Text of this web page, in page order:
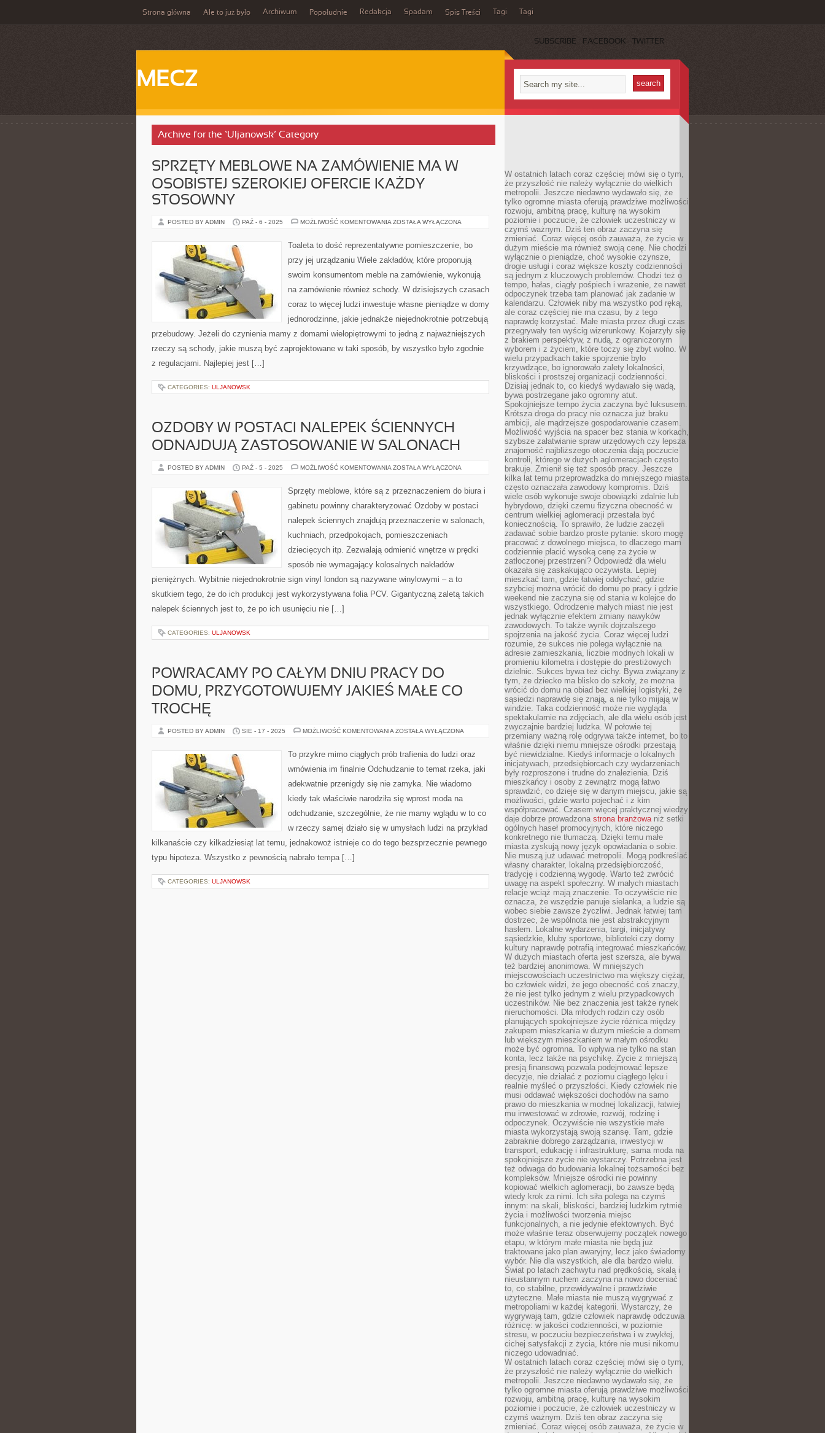
Strona główna Ale to już było Archiwum Popołudnie Redakcja Spadam Spis Treści Tagi Tagi
SUBSCRIBE FACEBOOK TWITTER
MECZ
Archive for the ‘Uljanowsk’ Category
SPRZĘTY MEBLOWE NA ZAMÓWIENIE MA W
OSOBISTEJ SZEROKIEJ OFERCIE KAŻDY
STOSOWNY
POSTED BY ADMIN PAŹ - 6 - 2025 MOŻLIWOŚĆ KOMENTOWANIA SPRZĘTY
ZAMÓWIENIE
MA
OSOBISTEJ
OFERCIE
STOSOWNY
ZOSTAŁA WYŁĄCZONA
Toaleta to dość reprezentatywne pomieszczenie, bo
przy jej urządzaniu Wiele zakładów, które proponują
swoim konsumentom meble na zamówienie, wykonują
na zamówienie również schody. W dzisiejszych czasach
coraz to więcej ludzi inwestuje własne pieniądze w domy
jednorodzinne, jakie jednakże niejednokrotnie potrzebują
przebudowy. Jeżeli do czynienia mamy z domami wielopiętrowymi to jedną z najważniejszych
rzeczy są schody, jakie muszą być zaprojektowane w taki sposób, by wszystko było zgodnie
z regulacjami. Najlepiej jest […]
CATEGORIES: ULJANOWSK
OZDOBY W POSTACI NALEPEK ŚCIENNYCH
ODNAJDUJĄ ZASTOSOWANIE W SALONACH
POSTED BY ADMIN PAŹ - 5 - 2025 MOŻLIWOŚĆ KOMENTOWANIA OZDOBY
ŚCIENNYCH
ZASTOSOWANIE
SALONACH
ZOSTAŁA WYŁĄCZONA
Sprzęty meblowe, które są z przeznaczeniem do biura i
gabinetu powinny charakteryzować Ozdoby w postaci
nalepek ściennych znajdują przeznaczenie w salonach,
kuchniach, przedpokojach, pomieszczeniach
dziecięcych itp. Zezwalają odmienić wnętrze w prędki
sposób nie wymagający kolosalnych nakładów
pieniężnych. Wybitnie niejednokrotnie sign vinyl london są nazywane winylowymi – a to
skutkiem tego, że do ich produkcji jest wykorzystywana folia PCV. Gigantyczną zaletą takich
nalepek ściennych jest to, że po ich usunięciu nie […]
CATEGORIES: ULJANOWSK
POWRACAMY PO CAŁYM DNIU PRACY DO
DOMU, PRZYGOTOWUJEMY JAKIEŚ MAŁE CO
TROCHĘ
POSTED BY ADMIN SIE - 17 - 2025 MOŻLIWOŚĆ KOMENTOWANIA POWRACAMY
DNIU
PRACY
DOMU,
JAKIEŚ
CO
TROCHĘ
ZOSTAŁA WYŁĄCZONA
To przykre mimo ciągłych prób trafienia do ludzi oraz
wmówienia im finalnie Odchudzanie to temat rzeka, jaki
adekwatnie przenigdy się nie zamyka. Nie wiadomo
kiedy tak właściwie narodziła się wprost moda na
odchudzanie, szczególnie, że nie mamy wglądu w to co
w rzeczy samej działo się w umysłach ludzi na przykład
kilkanaście czy kilkadziesiąt lat temu, jednakowoż istnieje co do tego bezsprzecznie pewnego
typu hipoteza. Wszystko z pewnością nabrało tempa […]
CATEGORIES: ULJANOWSK
W ostatnich latach coraz częściej mówi się o tym,
że przyszłość nie należy wyłącznie do wielkich
metropolii. Jeszcze niedawno wydawało się, że
tylko ogromne miasta oferują prawdziwe możliwości
rozwoju, ambitną pracę, kulturę na wysokim
poziomie i poczucie, że człowiek uczestniczy w
czymś ważnym. Dziś ten obraz zaczyna się
zmieniać. Coraz więcej osób zauważa, że życie w
dużym mieście ma również swoją cenę. Nie chodzi
wyłącznie o pieniądze, choć wysokie czynsze,
drogie usługi i coraz większe koszty codzienności
są jednym z kluczowych problemów. Chodzi też o
tempo, hałas, ciągły pośpiech i wrażenie, że nawet
odpoczynek trzeba tam planować jak zadanie w
kalendarzu. Człowiek niby ma wszystko pod ręką,
ale coraz częściej nie ma czasu, by z tego
naprawdę korzystać. Małe miasta przez długi czas
przegrywały ten wyścig wizerunkowy. Kojarzyły się
z brakiem perspektyw, z nudą, z ograniczonym
wyborem i z życiem, które toczy się zbyt wolno. W
wielu przypadkach takie spojrzenie było
krzywdzące, bo ignorowało zalety lokalności,
bliskości i prostszej organizacji codzienności.
Dzisiaj jednak to, co kiedyś wydawało się wadą,
bywa postrzegane jako ogromny atut.
Spokojniejsze tempo życia zaczyna być luksusem.
Krótsza droga do pracy nie oznacza już braku
ambicji, ale mądrzejsze gospodarowanie czasem.
Możliwość wyjścia na spacer bez stania w korkach,
szybsze załatwianie spraw urzędowych czy lepsza
znajomość najbliższego otoczenia dają poczucie
kontroli, którego w dużych aglomeracjach często
brakuje. Zmienił się też sposób pracy. Jeszcze
kilka lat temu przeprowadzka do mniejszego miasta
często oznaczała zawodowy kompromis. Dziś
wiele osób wykonuje swoje obowiązki zdalnie lub
hybrydowo, dzięki czemu fizyczna obecność w
centrum wielkiej aglomeracji przestała być
koniecznością. To sprawiło, że ludzie zaczęli
zadawać sobie bardzo proste pytanie: skoro mogę
pracować z dowolnego miejsca, to dlaczego mam
codziennie płacić wysoką cenę za życie w
zatłoczonej przestrzeni? Odpowiedź dla wielu
okazała się zaskakująco oczywista. Lepiej
mieszkać tam, gdzie łatwiej oddychać, gdzie
szybciej można wrócić do domu po pracy i gdzie
weekend nie zaczyna się od stania w kolejce do
wszystkiego. Odrodzenie małych miast nie jest
jednak wyłącznie efektem zmiany nawyków
zawodowych. To także wynik dojrzalszego
spojrzenia na jakość życia. Coraz więcej ludzi
rozumie, że sukces nie polega wyłącznie na
adresie zamieszkania, liczbie modnych lokali w
promieniu kilometra i dostępie do prestiżowych
dzielnic. Sukces bywa też cichy. Bywa związany z
tym, że dziecko ma blisko do szkoły, że można
wrócić do domu na obiad bez wielkiej logistyki, że
sąsiedzi naprawdę się znają, a nie tylko mijają w
windzie. Taka codzienność może nie wygląda
spektakularnie na zdjęciach, ale dla wielu osób jest
zwyczajnie bardziej ludzka. W połowie tej
przemiany ważną rolę odgrywa także internet, bo to
właśnie dzięki niemu mniejsze ośrodki przestają
być niewidzialne. Kiedyś informacje o lokalnych
inicjatywach, przedsiębiorcach czy wydarzeniach
były rozproszone i trudne do znalezienia. Dziś
mieszkańcy i osoby z zewnątrz mogą łatwo
sprawdzić, co dzieje się w danym miejscu, jakie są
możliwości, gdzie warto pojechać i z kim
współpracować. Czasem więcej praktycznej wiedzy
daje dobrze prowadzona strona branżowaniż setki
ogólnych haseł promocyjnych, które niczego
konkretnego nie tłumaczą. Dzięki temu małe
miasta zyskują nowy język opowiadania o sobie.
Nie muszą już udawać metropolii. Mogą podkreślać
własny charakter, lokalną przedsiębiorczość,
tradycję i codzienną wygodę. Warto też zwrócić
uwagę na aspekt społeczny. W małych miastach
relacje wciąż mają znaczenie. To oczywiście nie
oznacza, że wszędzie panuje sielanka, a ludzie są
wobec siebie zawsze życzliwi. Jednak łatwiej tam
dostrzec, że wspólnota nie jest abstrakcyjnym
hasłem. Lokalne wydarzenia, targi, inicjatywy
sąsiedzkie, kluby sportowe, biblioteki czy domy
kultury naprawdę potrafią integrować mieszkańców.
W dużych miastach oferta jest szersza, ale bywa
też bardziej anonimowa. W mniejszych
miejscowościach uczestnictwo ma większy ciężar,
bo człowiek widzi, że jego obecność coś znaczy,
że nie jest tylko jednym z wielu przypadkowych
uczestników. Nie bez znaczenia jest także rynek
nieruchomości. Dla młodych rodzin czy osób
planujących spokojniejsze życie różnica między
zakupem mieszkania w dużym mieście a domem
lub większym mieszkaniem w małym ośrodku
może być ogromna. To wpływa nie tylko na stan
konta, lecz także na psychikę. Życie z mniejszą
presją finansową pozwala podejmować lepsze
decyzje, nie działać z poziomu ciągłego lęku i
realnie myśleć o przyszłości. Kiedy człowiek nie
musi oddawać większości dochodów na samo
prawo do mieszkania w modnej lokalizacji, łatwiej
mu inwestować w zdrowie, rozwój, rodzinę i
odpoczynek. Oczywiście nie wszystkie małe
miasta wykorzystają swoją szansę. Tam, gdzie
zabraknie dobrego zarządzania, inwestycji w
transport, edukację i infrastrukturę, sama moda na
spokojniejsze życie nie wystarczy. Potrzebna jest
też odwaga do budowania lokalnej tożsamości bez
kompleksów. Mniejsze ośrodki nie powinny
kopiować wielkich aglomeracji, bo zawsze będą
wtedy krok za nimi. Ich siła polega na czymś
innym: na skali, bliskości, bardziej ludzkim rytmie
życia i możliwości tworzenia miejsc
funkcjonalnych, a nie jedynie efektownych. Być
może właśnie teraz obserwujemy początek nowego
etapu, w którym małe miasta nie będą już
traktowane jako plan awaryjny, lecz jako świadomy
wybór. Nie dla wszystkich, ale dla bardzo wielu.
Świat po latach zachwytu nad prędkością, skalą i
nieustannym ruchem zaczyna na nowo doceniać
to, co stabilne, przewidywalne i prawdziwie
użyteczne. Małe miasta nie muszą wygrywać z
metropoliami w każdej kategorii. Wystarczy, że
wygrywają tam, gdzie człowiek naprawdę odczuwa
różnicę: w jakości codzienności, w poziomie
stresu, w poczuciu bezpieczeństwa i w zwykłej,
cichej satysfakcji z życia, które nie musi nikomu
niczego udowadniać.
W ostatnich latach coraz częściej mówi się o tym,
że przyszłość nie należy wyłącznie do wielkich
metropolii. Jeszcze niedawno wydawało się, że
tylko ogromne miasta oferują prawdziwe możliwości
rozwoju, ambitną pracę, kulturę na wysokim
poziomie i poczucie, że człowiek uczestniczy w
czymś ważnym. Dziś ten obraz zaczyna się
zmieniać. Coraz więcej osób zauważa, że życie w